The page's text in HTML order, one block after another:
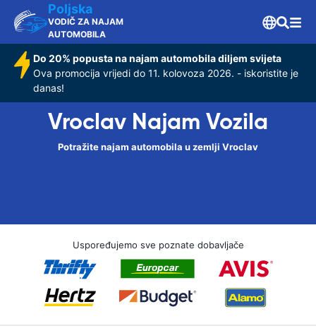
Poljska
VODIČ ZA NAJAM
AUTOMOBILA
Do 20% popusta na najam automobila diljem svijeta
Ova promocija vrijedi do 11. kolovoza 2026. - iskoristite je
danas!
Vroclav Najam Vozila
Potražite najam automobila u zemlji Vroclav
Uspoređujemo sve poznate dobavljače